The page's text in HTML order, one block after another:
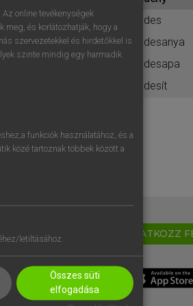
elindításához
ésbelépek.
édes
édesanya
édesapa
édesít
IRATKOZZ
online tevékenységek
meg, és korlátozhatják, hogy a
szervezetekkel és hirdetőkkel is
szinte mindig egy harmadik
funkciók használatához, és a
közé tartoznak többek között a
letiltásához.
Összes süti
elfogadása